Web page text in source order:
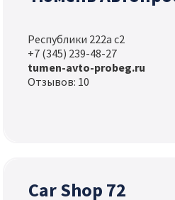
Республики 222а с2
+7 (345) 239-48-27
tumen-avto-probeg.ru
Отзывов: 10
Car Shop 72